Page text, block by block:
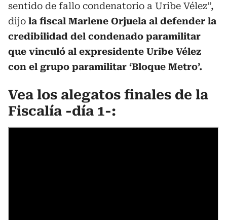
sentido de fallo condenatorio a Uribe Vélez”,
dijo la fiscal Marlene Orjuela al defender la
credibilidad del condenado paramilitar
que vinculó al expresidente Uribe Vélez
con el grupo paramilitar ‘Bloque Metro’.
Vea los alegatos finales de la
Fiscalía -día 1-: